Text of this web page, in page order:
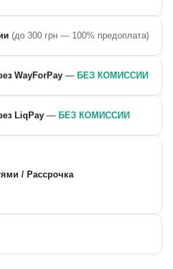
(до 300 грн — 100% предоплата)
WayForPay — БЕЗ КОМИССИИ
LiqPay — БЕЗ КОМИССИИ
/ Рассрочка